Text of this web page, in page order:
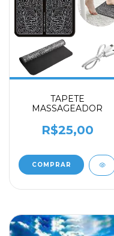
TAPETE
MASSAGEADOR
R$25,00